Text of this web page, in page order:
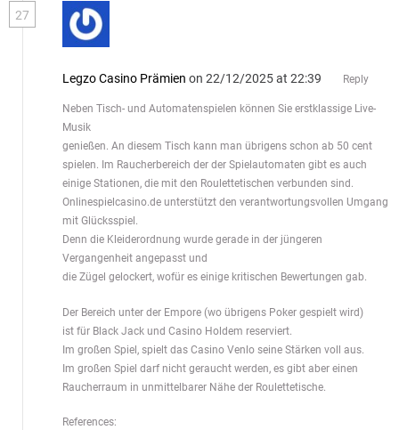
27
Legzo Casino Prämien on 22/12/2025 at 22:39 Reply
Neben Tisch- und Automatenspielen können Sie erstklassige Live-
Musik
genießen. An diesem Tisch kann man übrigens schon ab 50 cent
spielen. Im Raucherbereich der der Spielautomaten gibt es auch
einige Stationen, die mit den Roulettetischen verbunden sind.
Onlinespielcasino.de unterstützt den verantwortungsvollen Umgang
mit Glücksspiel.
Denn die Kleiderordnung wurde gerade in der jüngeren
Vergangenheit angepasst und
die Zügel gelockert, wofür es einige kritischen Bewertungen gab.
Der Bereich unter der Empore (wo übrigens Poker gespielt wird)
ist für Black Jack und Casino Holdem reserviert.
Im großen Spiel, spielt das Casino Venlo seine Stärken voll aus.
Im großen Spiel darf nicht geraucht werden, es gibt aber einen
Raucherraum in unmittelbarer Nähe der Roulettetische.
References: